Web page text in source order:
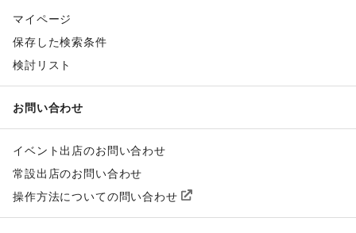
マイページ
保存した検索条件
検討リスト
お問い合わせ
イベント出店のお問い合わせ
常設出店のお問い合わせ
操作方法についての問い合わせ